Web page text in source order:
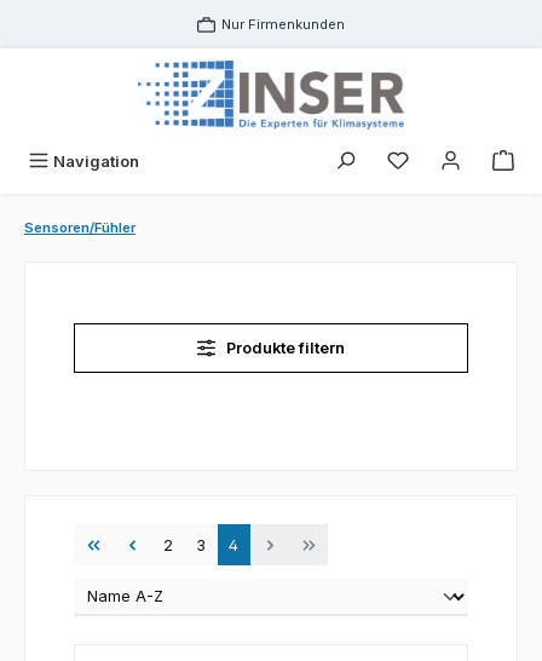
Zum Hauptinhalt springen Nur Firmenkunden
Navigation
Sensoren/Fühler
Produkte filtern
Seite
2 Seite
3 Seite
4